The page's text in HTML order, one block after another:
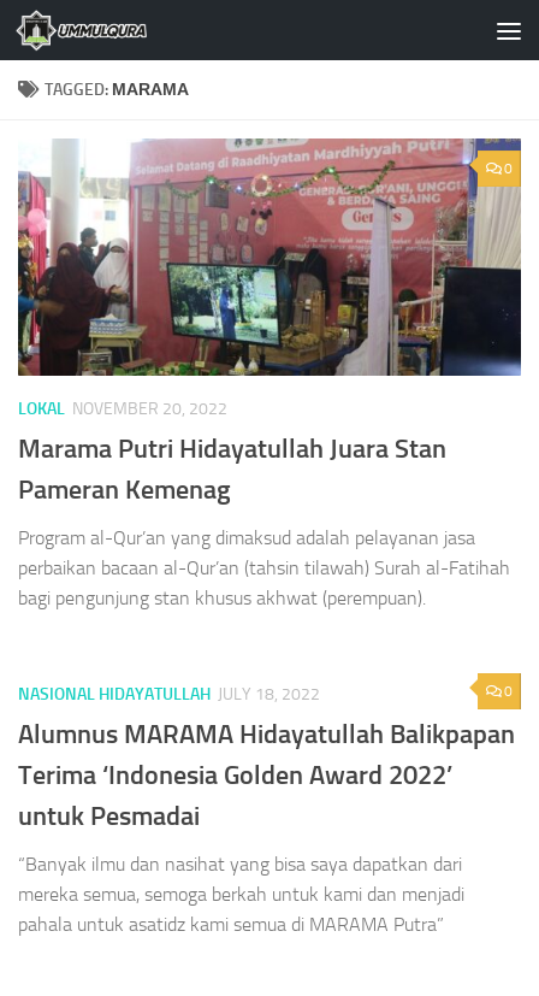
Skip to content
TAGGED: MARAMA
0
LOKAL NOVEMBER 20, 2022
Marama Putri Hidayatullah Juara Stan
Pameran Kemenag
Program al-Qur’an yang dimaksud adalah pelayanan jasa
perbaikan bacaan al-Qur’an (tahsin tilawah) Surah al-Fatihah
bagi pengunjung stan khusus akhwat (perempuan).
0
NASIONAL HIDAYATULLAH JULY 18, 2022
Alumnus MARAMA Hidayatullah Balikpapan
Terima ‘Indonesia Golden Award 2022’
untuk Pesmadai
“Banyak ilmu dan nasihat yang bisa saya dapatkan dari
mereka semua, semoga berkah untuk kami dan menjadi
pahala untuk asatidz kami semua di MARAMA Putra”